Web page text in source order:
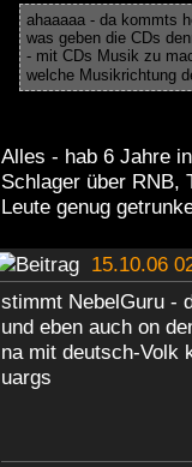
ahaaaaa - da kommts
was geben die CDs
- mit CDs Musik zu
welche Musikrichtung
Alles - hab 6 Jahre
Schlager über RNB,
Leute genug
15.10.06
stimmt NebelGuru -
und eben auch on
na mit deutsch-Volk
uargs